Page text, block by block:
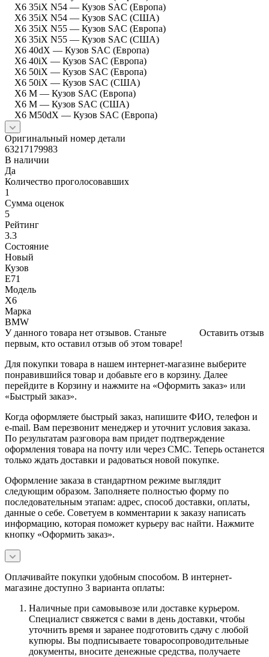
X6 35iX N54 — Кузов SAC (Европа)
X6 35iX N54 — Кузов SAC (США)
X6 35iX N55 — Кузов SAC (Европа)
X6 35iX N55 — Кузов SAC (США)
X6 40dX — Кузов SAC (Европа)
X6 40iX — Кузов SAC (Европа)
X6 50iX — Кузов SAC (Европа)
X6 50iX — Кузов SAC (США)
X6 M — Кузов SAC (Европа)
X6 M — Кузов SAC (США)
X6 M50dX — Кузов SAC (Европа)
Оригинальный номер детали
63217179983
В наличии
Да
Количество проголосовавших
1
Сумма оценок
5
Рейтинг
3.3
Состояние
Новый
Кузов
Е71
Модель
Х6
Марка
BMW
Оставить отзыв
У данного товара нет отзывов. Станьте
первым, кто оставил отзыв об этом товаре!
Для покупки товара в нашем интернет-магазине выберите
понравившийся товар и добавьте его в корзину. Далее
перейдите в Корзину и нажмите на «Оформить заказ» или
«Быстрый заказ».
Когда оформляете быстрый заказ, напишите ФИО, телефон и
e-mail. Вам перезвонит менеджер и уточнит условия заказа.
По результатам разговора вам придет подтверждение
оформления товара на почту или через СМС. Теперь останется
только ждать доставки и радоваться новой покупке.
Оформление заказа в стандартном режиме выглядит
следующим образом. Заполняете полностью форму по
последовательным этапам: адрес, способ доставки, оплаты,
данные о себе. Советуем в комментарии к заказу написать
информацию, которая поможет курьеру вас найти. Нажмите
кнопку «Оформить заказ».
Оплачивайте покупки удобным способом. В интернет-
магазине доступно 3 варианта оплаты:
Наличные при самовывозе или доставке курьером.
Специалист свяжется с вами в день доставки, чтобы
уточнить время и заранее подготовить сдачу с любой
купюры. Вы подписываете товаросопроводительные
документы, вносите денежные средства, получаете